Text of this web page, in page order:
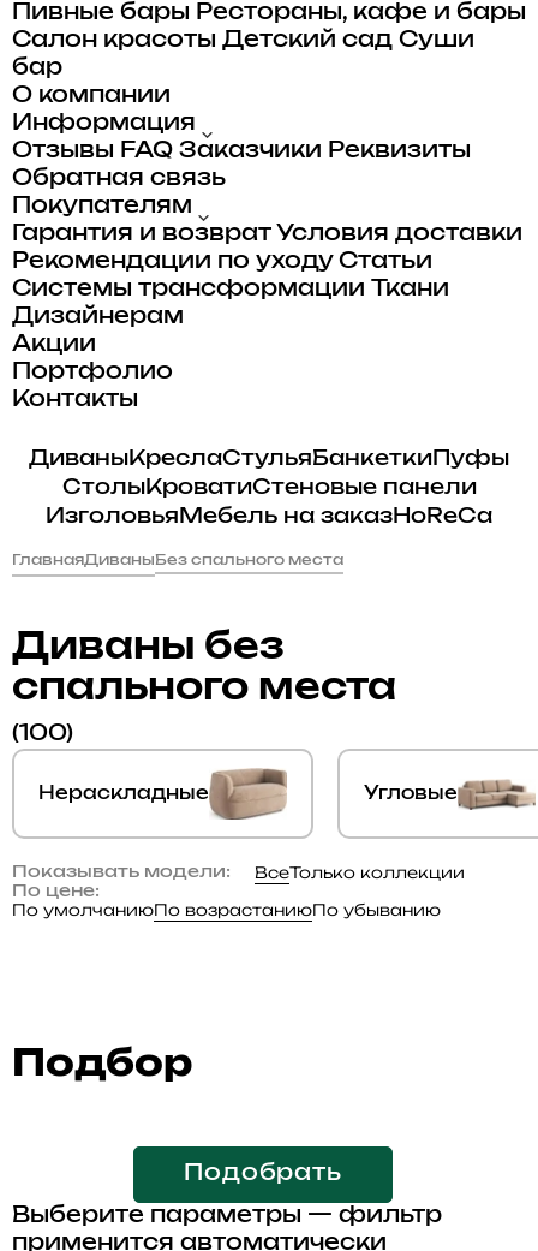
Пивные бары Рестораны, кафе и бары
Салон красоты Детский сад Суши
бар
О компании
Информация
Отзывы FAQ Заказчики Реквизиты
Обратная связь
Покупателям
Гарантия и возврат Условия доставки
Рекомендации по уходу Статьи
Системы трансформации
Ткани
Дизайнерам
Акции
Портфолио
Контакты
ДиваныКреслаСтульяБанкеткиПуфы
СтолыКроватиСтеновые панели
Изголовья Мебель на заказHoReCa
ГлавнаяДиваныБез спального места
Диваны без
спального места
(100)
Нераскладные Угловые
Подбор
Подобрать
Выберите параметры — фильтр
применится автоматически
Показывать модели: ВсеТолько коллекции
По цене:
По умолчаниюПо возрастаниюПо убыванию